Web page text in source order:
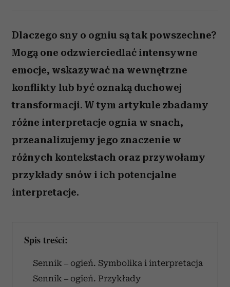
Dlaczego sny o ogniu są tak powszechne?
Mogą one odzwierciedlać intensywne
emocje, wskazywać na wewnętrzne
konflikty lub być oznaką duchowej
transformacji. W tym artykule zbadamy
różne interpretacje ognia w snach,
przeanalizujemy jego znaczenie w
różnych kontekstach oraz przywołamy
przykłady snów i ich potencjalne
interpretacje.
Spis treści:
Sennik – ogień. Symbolika i interpretacja
Sennik – ogień. Przykłady